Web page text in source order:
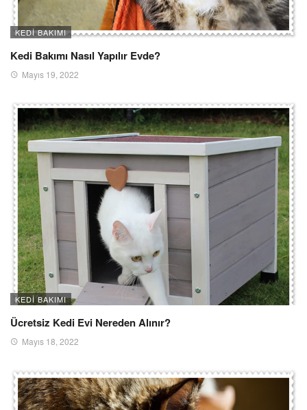
KEDI BAKIMI
Kedi Bakımı Nasıl Yapılır Evde?
Mayıs 19, 2022
KEDI BAKIMI
Ücretsiz Kedi Evi Nereden Alınır?
Mayıs 18, 2022